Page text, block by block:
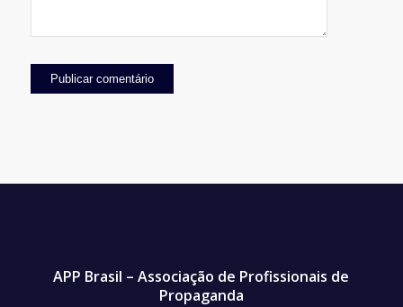
APP Brasil – Associação de Profissionais de
Propaganda